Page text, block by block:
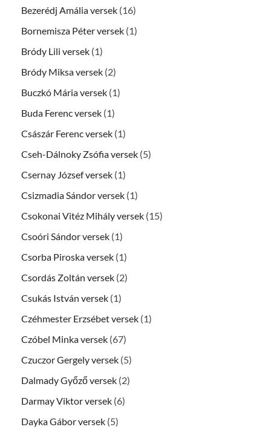
Bezerédj Amália versek (16)
Bornemisza Péter versek (1)
Bródy Lili versek (1)
Bródy Miksa versek (2)
Buczkó Mária versek (1)
Buda Ferenc versek (1)
Császár Ferenc versek (1)
Cseh-Dálnoky Zsófia versek (5)
Csernay József versek (1)
Csizmadia Sándor versek (1)
Csokonai Vitéz Mihály versek (15)
Csoóri Sándor versek (1)
Csorba Piroska versek (1)
Csordás Zoltán versek (2)
Csukás István versek (1)
Czéhmester Erzsébet versek (1)
Czóbel Minka versek (67)
Czuczor Gergely versek (5)
Dalmady Győző versek (2)
Darmay Viktor versek (6)
Dayka Gábor versek (5)